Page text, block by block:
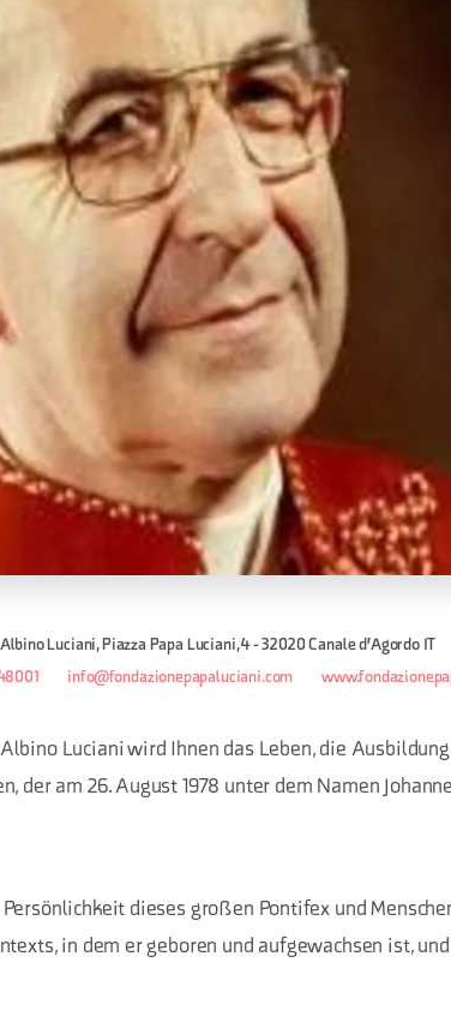
Luciani, Piazza Papa Luciani, 4 - 32020 Canale d'Agordo IT
info@fondazionepapaluciani.com
Luciani wird Ihnen das Leben, die
der am 26. August 1978 unter dem Namen
Persönlichkeit dieses großen Pontifex und
in dem er geboren und aufgewachsen ist,